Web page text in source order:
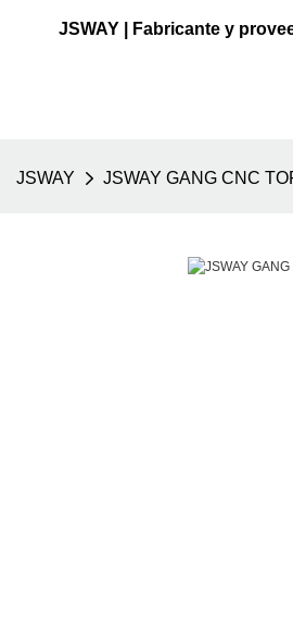
JSWAY | Fabricante y
JSWAY JSWAY GANG CNC